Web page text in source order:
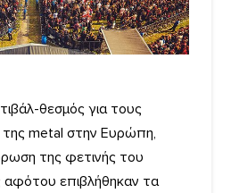
θεσμός για τους
της metal στην Ευρώπη,
της φετινής του
αφότου επιβλήθηκαν τα